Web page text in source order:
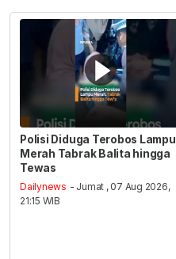
Polisi Diduga Terobos Lampu
Merah Tabrak Balita hingga
Tewas
Dailynews - Jumat , 07 Aug 2026,
21:15 WIB